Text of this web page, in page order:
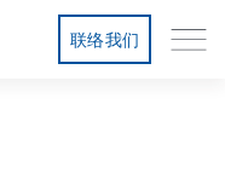
联络我们